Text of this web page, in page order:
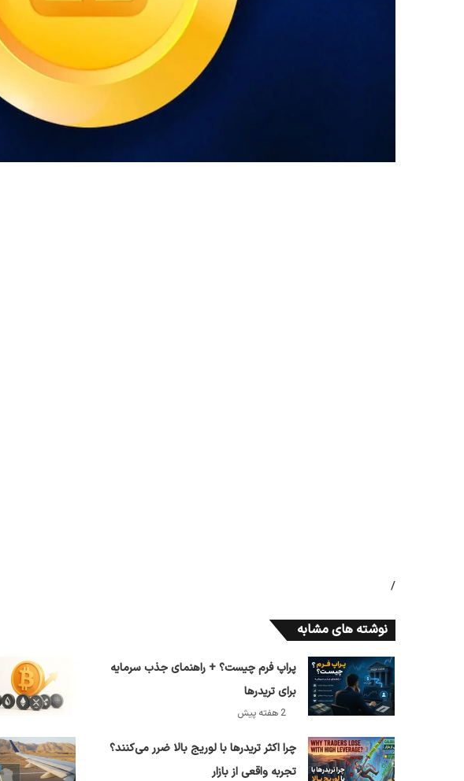
/
نوشته های مشابه
پراپ فرم چیست؟ + راهنمای جذب سرمایه
برای تریدرها
2 هفته پیش
چرا اکثر تریدرها با لوریج بالا ضرر می‌کنند؟
تجربه واقعی از بازار